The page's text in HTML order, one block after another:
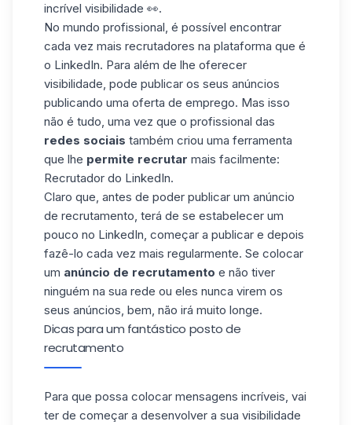
incrível visibilidade 👀.
No mundo profissional, é possível encontrar
cada vez mais recrutadores na plataforma que é
o LinkedIn. Para além de lhe oferecer
visibilidade, pode publicar os seus anúncios
publicando uma oferta de emprego. Mas isso
não é tudo, uma vez que o profissional das
redes sociais também criou uma ferramenta
que lhe permite recrutar mais facilmente:
Recrutador do LinkedIn.
Claro que, antes de poder publicar um anúncio
de recrutamento, terá de se estabelecer um
pouco no LinkedIn, começar a publicar e depois
fazê-lo cada vez mais regularmente. Se colocar
um anúncio de recrutamento e não tiver
ninguém na sua rede ou eles nunca virem os
seus anúncios, bem, não irá muito longe.
Dicas para um fantástico posto de
recrutamento
Para que possa colocar mensagens incríveis, vai
ter de começar a desenvolver a sua visibilidade